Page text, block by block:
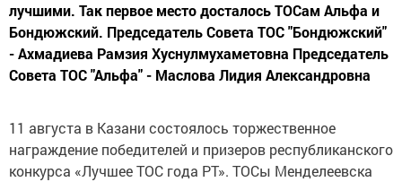
лучшими. Так первое место досталось ТОСам Альфа и
Бондюжский. Председатель Совета ТОС "Бондюжский"
- Ахмадиева Рамзия Хуснулмухаметовна Председатель
Совета ТОС "Альфа" - Маслова Лидия Александровна
11 августа в Казани состоялось торжественное
награждение победителей и призеров республиканского
конкурса «Лучшее ТОС года РТ». ТОСы Менделеевска